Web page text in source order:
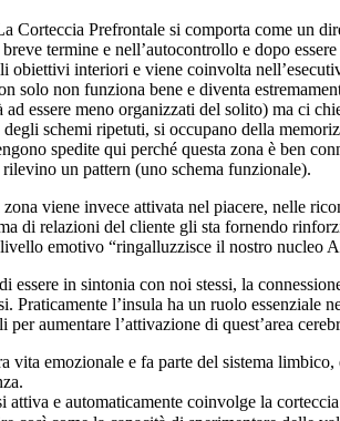
Corteccia Prefrontale si comporta come un
termine e nell’autocontrollo e dopo
obiettivi interiori e viene coinvolta
solo non funziona bene e diventa
essere meno organizzati del solito) ma ci
schemi ripetuti, si occupano della
spedite qui perché questa zona è ben
un pattern (uno schema funzionale).
viene invece attivata nel piacere, nelle
di relazioni del cliente gli sta fornendo
emotivo “ringalluzzisce il nostro nucleo
in sintonia con noi stessi, la
Praticamente l’insula ha un ruolo
aumentare l’attivazione di quest’area
vita emozionale e fa parte del sistema
attiva e automaticamente coinvolge la